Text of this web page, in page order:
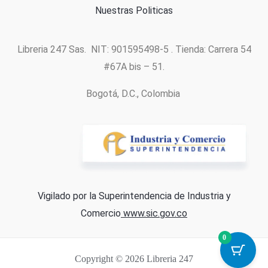
Nuestras Politicas
Libreria 247 Sas. NIT: 901595498-5 . Tienda: Carrera 54
#67A bis – 51.
Bogotá, D.C., Colombia
Vigilado por la Superintendencia de Industria y
Comercio www.sic.gov.co
Copyright © 2026 Libreria 247
0